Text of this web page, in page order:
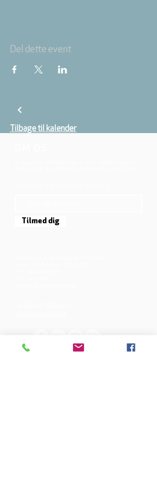
Del dette event
Tilbage til kalender
Tilmed dig